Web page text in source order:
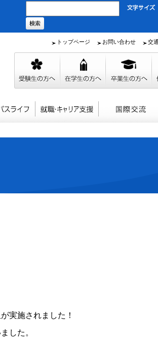
トップページ お問い合わせ 交
実施されました！
した。